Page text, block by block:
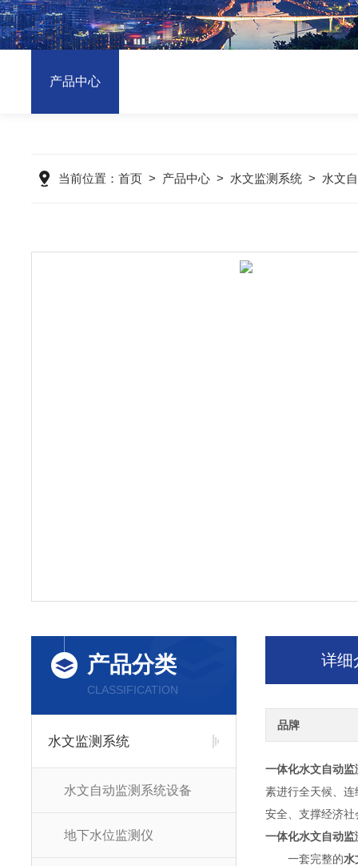
产品中心
当前位置： 首页 > 产品中心 > 水文监测系统 > 水文
产品分类
CLASSIFICATION
水文监测系统
水文自动监测系统设备
地下水位监测仪
详细
品牌
一体化水文自动监
素进行全天候、
安全、支撑经济
一体化水文自动监
一套完整的水